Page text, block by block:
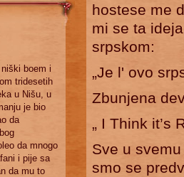
boem i
tridesetih
u Nišu, u
je bio
da
da mnogo
i pije sa
da mu to
hostese me
mi se ta
srpskom:
„Je l' ovo
Zbunjena
„ I Think it’s
Sve u
smo se